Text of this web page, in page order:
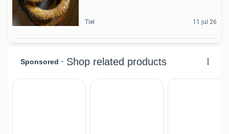
Tiel 11 jul 26